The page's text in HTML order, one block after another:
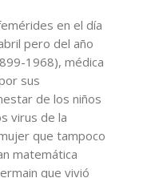
en el día
pero del año
1968), médica
sus
de los niños
virus de la
que tampoco
matemática
que vivió